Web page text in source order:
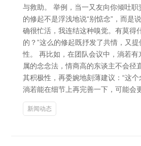
与救助。 举例，当一又友向你倾吐职
的修起不是浮浅地说“别惦念”，而是
确很忙活，我连结这种嗅觉。有莫得
的？”这么的修起既抒发了共情，又
性。 再比如，在团队会议中，淌若
属的念念法，情商高的东谈主不会径
其积极性，再委婉地刻薄建议：“这个
淌若能在细节上再完善一下，可能会
新闻动态